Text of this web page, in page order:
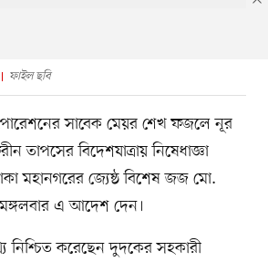
ফাইল ছবি
সাবেক মেয়র শেখ ফজলে নূর
তাপসের বিদেশযাত্রায় নিষেধাজ্ঞা
মহানগরের জ্যেষ্ঠ বিশেষ জজ মো.
এ আদেশ দেন।
করেছেন দুদকের সহকারী